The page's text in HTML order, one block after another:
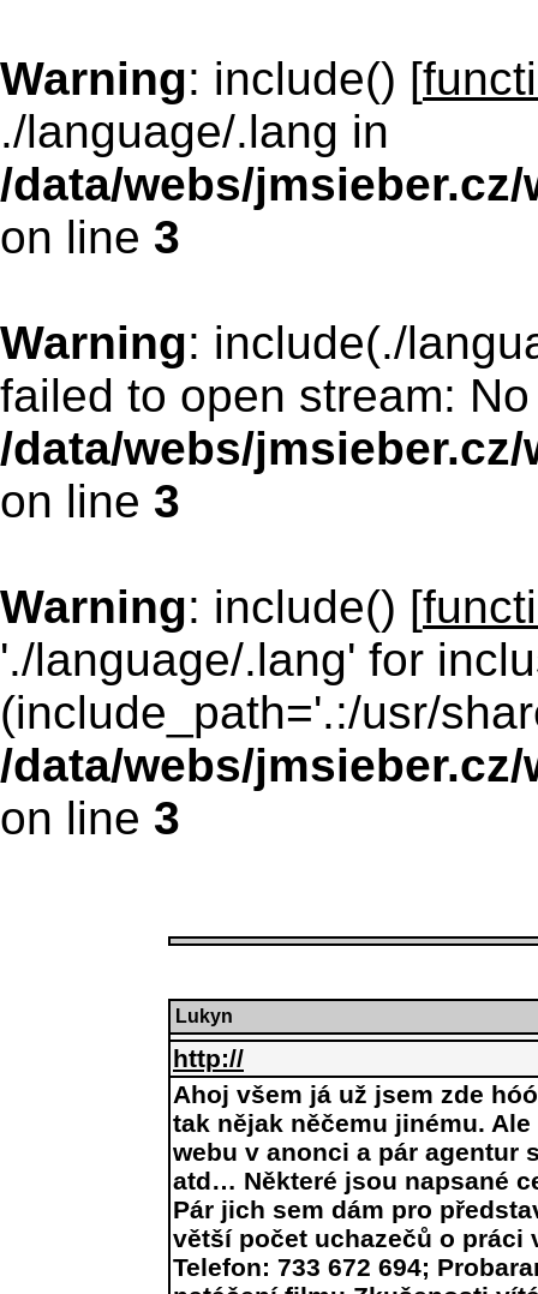
Warning: include() [
./language/.lang in
/data/webs/
on line 3
Warning: include(./
failed to open stream:
/data/webs/
on line 3
Warning: include() [
'./language/.lang' for
(include_path='.:/usr/
/data/webs/
on line 3
Lukyn
http://
Ahoj všem já už jsem zde
tak nějak něčemu jinému.
webu v anonci a pár agentur
atd… Některé jsou napsané
Pár jich sem dám pro
větší počet uchazečů o práci
Telefon: 733 672 694;